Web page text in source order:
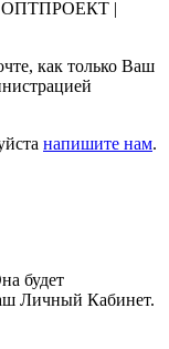
ОПТПРОЕКТ |
как только Ваш
напишите нам.
будет
Личный Кабинет.